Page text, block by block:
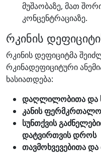
მუშაობაზე, მათ
კონცენტრაციაზე.
რკინის
რკინის დეფიციტმა
რკინადეფიციტური
ხასიათდება:
დაღლილობითა და
კანის
სუნთქვის
დატვირთვის დროს
თავმოხვევებითა